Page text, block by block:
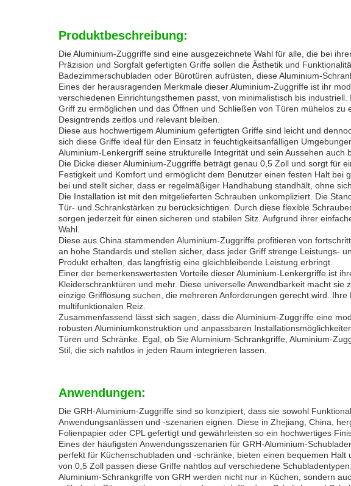
Produktbeschreibung:
Die Aluminium-Zuggriffe sind eine ausgezeichnete Wahl für alle, die bei
Präzision und Sorgfalt gefertigten Griffe sollen die Ästhetik und
Badezimmerschubladen oder Bürotüren aufrüsten, diese Aluminium-
Eines der herausragenden Merkmale dieser Aluminium-Zuggriffe ist ihr
verschiedenen Einrichtungsthemen passt, von minimalistisch bis
Griff zu ermöglichen und das Öffnen und Schließen von Türen mühelos
Designtrends zeitlos und relevant bleiben.
Diese aus hochwertigem Aluminium gefertigten Griffe sind leicht und
sich diese Griffe ideal für den Einsatz in feuchtigkeitsanfälligen
Aluminium-Lenkergriff seine strukturelle Integrität und sein Aussehen auch
Die Dicke dieser Aluminium-Zuggriffe beträgt genau 0,5 Zoll und sorgt für
Festigkeit und Komfort und ermöglicht dem Benutzer einen festen Halt
bei und stellt sicher, dass er regelmäßiger Handhabung standhält, ohne
Die Installation ist mit den mitgelieferten Schrauben unkompliziert. Die
Tür- und Schrankstärken zu berücksichtigen. Durch diese flexible
sorgen jederzeit für einen sicheren und stabilen Sitz. Aufgrund ihrer
Wahl.
Diese aus China stammenden Aluminium-Zuggriffe profitieren von
an hohe Standards und stellen sicher, dass jeder Griff strenge Leistungs-
Produkt erhalten, das langfristig eine gleichbleibende Leistung erbringt.
Einer der bemerkenswertesten Vorteile dieser Aluminium-Lenkergriffe ist
Kleiderschranktüren und mehr. Diese universelle Anwendbarkeit macht
einzige Grifflösung suchen, die mehreren Anforderungen gerecht wird.
multifunktionalen Reiz.
Zusammenfassend lässt sich sagen, dass die Aluminium-Zuggriffe eine
robusten Aluminiumkonstruktion und anpassbaren
Türen und Schränke. Egal, ob Sie Aluminium-Schrankgriffe, Aluminium-
Stil, die sich nahtlos in jeden Raum integrieren lassen.
Anwendungen:
Die GRH-Aluminium-Zuggriffe sind so konzipiert, dass sie sowohl
Anwendungsanlässen und -szenarien eignen. Diese in Zhejiang, China,
Folienpapier oder CPL gefertigt und gewährleisten so ein hochwertiges
Eines der häufigsten Anwendungsszenarien für GRH-Aluminium-
perfekt für Küchenschubladen und -schränke, bieten einen bequemen
von 0,5 Zoll passen diese Griffe nahtlos auf verschiedene
Aluminium-Schrankgriffe von GRH werden nicht nur in Küchen, sondern